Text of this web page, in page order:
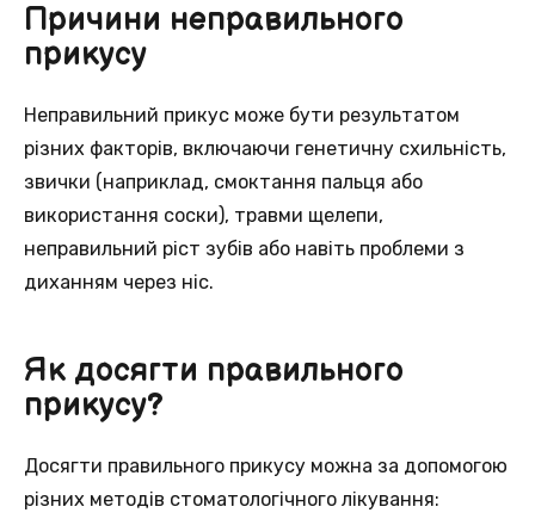
Причини неправильного
прикусу
Неправильний прикус може бути результатом
різних факторів, включаючи генетичну схильність,
звички (наприклад, смоктання пальця або
використання соски), травми щелепи,
неправильний ріст зубів або навіть проблеми з
диханням через ніс.
Як досягти правильного
прикусу?
Досягти правильного прикусу можна за допомогою
різних методів стоматологічного лікування: